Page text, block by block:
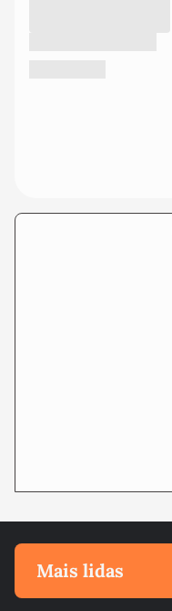
Mais lidas